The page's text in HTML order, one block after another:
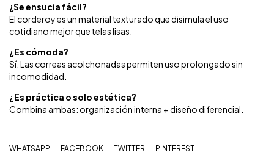
¿Se ensucia fácil?
El corderoy es un material texturado que disimula el uso
cotidiano mejor que telas lisas.
¿Es cómoda?
Sí. Las correas acolchonadas permiten uso prolongado sin
incomodidad.
¿Es práctica o solo estética?
Combina ambas: organización interna + diseño diferencial.
WHATSAPP FACEBOOK TWITTER PINTEREST